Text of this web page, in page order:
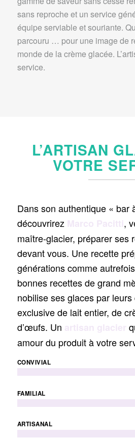
sans reproche et un service
équipe serviable et souriante.
parcouru … pour une image de
monde de la crème glacée.
service.
L’ARTISAN
VOTRE
Dans son authentique « bar
découvrirez
,
maître-glacier, préparer ses
devant vous. Une recette
générations comme
bonnes recettes de grand
nobilise ses glaces par
exclusive de lait entier, de
d’œufs. Un
amour du produit à votre
CONVIVIAL
FAMILIAL
ARTISANAL